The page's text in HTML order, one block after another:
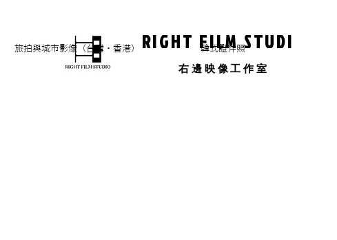
RIGHT FILM STUDIO
​右邊映像工作室
旅拍與城市影像（台灣・香港） ​韓式證件照